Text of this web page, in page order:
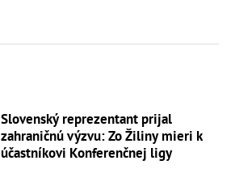
Slovenský reprezentant prijal
zahraničnú výzvu: Zo Žiliny mieri k
účastníkovi Konferenčnej ligy